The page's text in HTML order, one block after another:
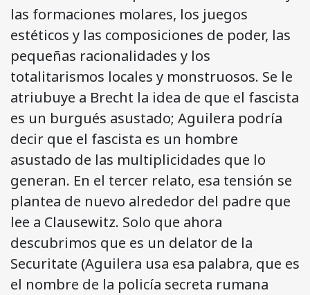
las formaciones molares, los juegos
estéticos y las composiciones de poder, las
pequeñas racionalidades y los
totalitarismos locales y monstruosos. Se le
atriubuye a Brecht la idea de que el fascista
es un burgués asustado; Aguilera podría
decir que el fascista es un hombre
asustado de las multiplicidades que lo
generan. En el tercer relato, esa tensión se
plantea de nuevo alrededor del padre que
lee a Clausewitz. Solo que ahora
descubrimos que es un delator de la
Securitate (Aguilera usa esa palabra, que es
el nombre de la policía secreta rumana